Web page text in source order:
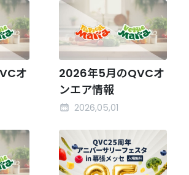
オ
2026年5月のQVCオ
ンエア情報
2026,05,01